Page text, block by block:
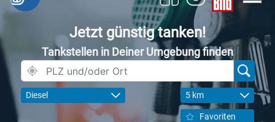
Jetzt günstig tanken!
Tankstellen in Deiner Umgebung finden
Diesel 5 km
Favoriten